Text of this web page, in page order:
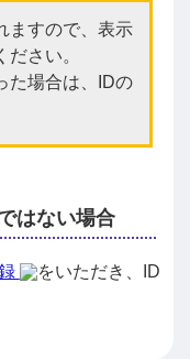
ますので、表示
さい。
た場合は、IDの
はない場合
をいただき、ID